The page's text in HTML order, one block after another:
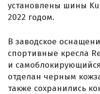
установлены шины
2022 годом.
В заводское
спортивные кресла
и
отделан черным
также сохранились